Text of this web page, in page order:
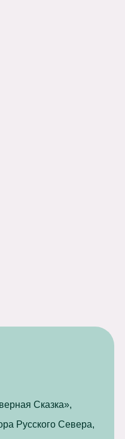
Сказка»,
Русского Севера,